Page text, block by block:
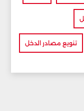
تنويع مصادر الدخل